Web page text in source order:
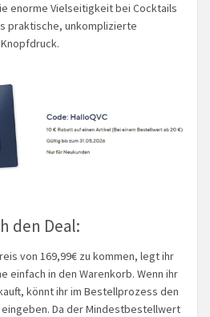
enorme Vielseitigkeit bei Cocktails
praktische, unkomplizierte
den Deal:
von 169,99€ zu kommen, legt ihr
einfach in den Warenkorb. Wenn ihr
könnt ihr im Bestellprozess den
eingeben. Da der Mindestbestellwert